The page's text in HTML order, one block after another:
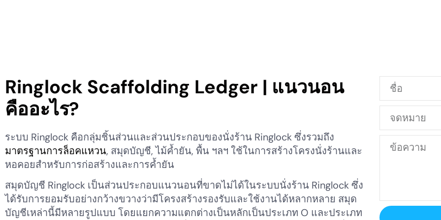
Ringlock Scaffolding Ledger | แนวนอน
คืออะไร?
ระบบ Ringlock คือกลุ่มชิ้นส่วนและส่วนประกอบของนั่งร้าน Ringlock ซึ่งรวมถึง
มาตรฐานการล็อคแหวน, สมุดบัญชี, ไม้ค้ำยัน, พื้น ฯลฯ ใช้ในการสร้างโครงนั่งร้านและ
หอคอยสำหรับการก่อสร้างและการค้ำยัน
สมุดบัญชี Ringlock เป็นส่วนประกอบแนวนอนที่ขาดไม่ได้ในระบบนั่งร้าน Ringlock ซึ่ง
ได้รับการยอมรับอย่างกว้างขวางว่ามีโครงสร้างรองรับและใช้งานได้หลากหลาย สมุด
บัญชีเหล่านี้มีหลายรูปแบบ โดยแยกความแตกต่างเป็นหลักเป็นประเภท O และประเภท